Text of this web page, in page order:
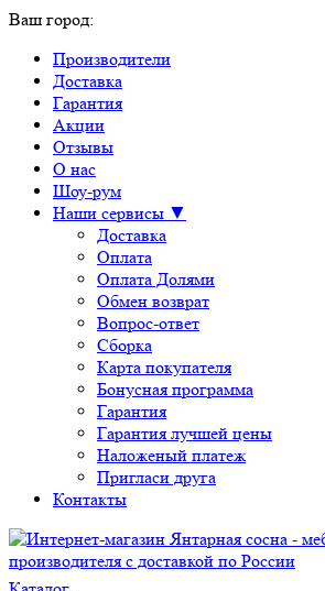
Ваш город:
Производители
Доставка
Гарантия
Акции
Отзывы
О нас
Шоу-рум
Наши сервисы ▼
Доставка
Оплата
Оплата Долями
Обмен возврат
Вопрос-ответ
Сборка
Карта покупателя
Бонусная программа
Гарантия
Гарантия лучшей цены
Наложеный платеж
Пригласи друга
Контакты